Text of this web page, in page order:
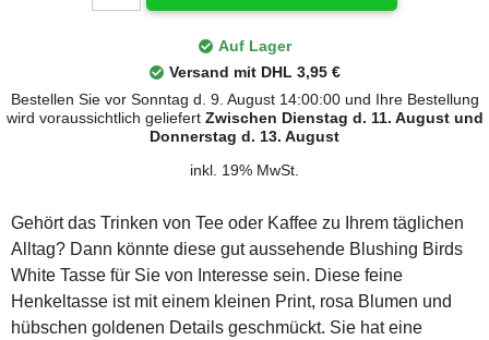
Auf Lager
Versand mit DHL 3,95 €
Bestellen Sie vor Sonntag d. 9. August 14:00:00 und Ihre Bestellung
wird voraussichtlich geliefert Zwischen Dienstag d. 11. August und
Donnerstag d. 13. August
inkl. 19% MwSt.
Gehört das Trinken von Tee oder Kaffee zu Ihrem täglichen
Alltag? Dann könnte diese gut aussehende Blushing Birds
White Tasse für Sie von Interesse sein. Diese feine
Henkeltasse ist mit einem kleinen Print, rosa Blumen und
hübschen goldenen Details geschmückt. Sie hat eine